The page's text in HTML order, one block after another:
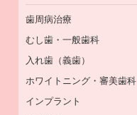
歯周病治療
むし歯・一般歯科
入れ歯（義歯）
ホワイトニング・審美歯科
インプラント